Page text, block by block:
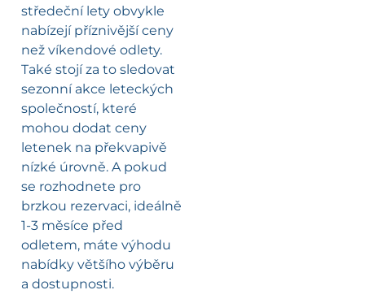
středeční lety obvykle
nabízejí příznivější ceny
než víkendové odlety.
Také stojí za to sledovat
sezonní akce leteckých
společností, které
mohou dodat ceny
letenek na překvapivě
nízké úrovně. A pokud
se rozhodnete pro
brzkou rezervaci, ideálně
1-3 měsíce před
odletem, máte výhodu
nabídky většího výběru
a dostupnosti.